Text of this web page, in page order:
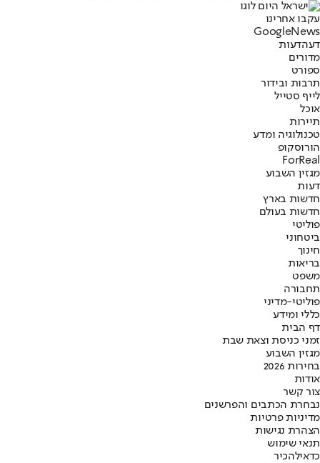
עקבו אחרינו
Googl eNews
דעהדעות
מדורים
ספורט
תרבות ובידור
לייף סטייל
אוכל
תיירות
טכנולוגיה ומדע
הורוסקופ
ForReal
מגזין השבוע
דעות
חדשות בארץ
חדשות בעולם
פוליטי
ביטחוני
חינוך
בריאות
משפט
תחבורה
פוליטי-מדיני
כללי ומידע
דף הבית
זמני כניסת וצאת שבת
מגזין השבוע
בחירות 2026
אודות
צור קשר
נבחרת הכתבים והפרשנים
מדיניות פרטיות
הצהרת נגישות
תנאי שימוש
כדאילהכיר